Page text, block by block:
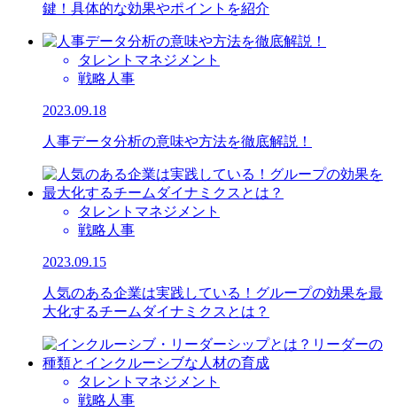
鍵！具体的な効果やポイントを紹介
タレントマネジメント
戦略人事
2023.09.18
人事データ分析の意味や方法を徹底解説！
タレントマネジメント
戦略人事
2023.09.15
人気のある企業は実践している！グループの効果を最
大化するチームダイナミクスとは？
タレントマネジメント
戦略人事